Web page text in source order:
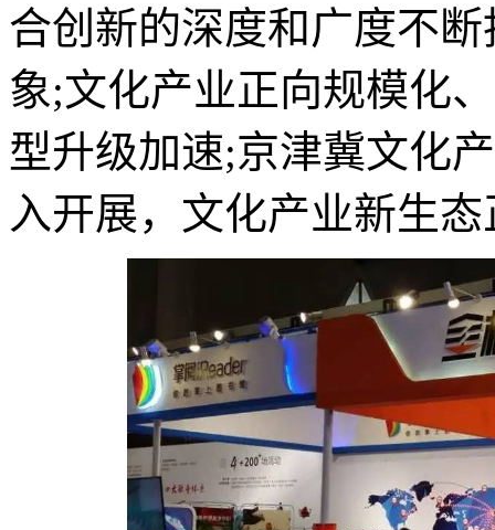
合创新的深度和广度不
象;文化产业正向规模化
型升级加速;京津冀文化
入开展，文化产业新生